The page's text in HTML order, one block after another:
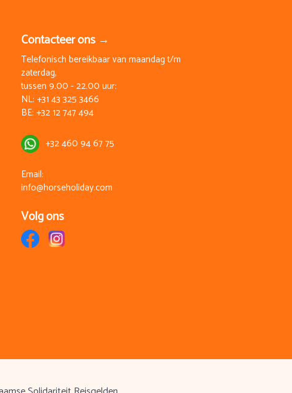
Contacteer ons →
Telefonisch bereikbaar van maandag t/m
zaterdag,
tussen 9.00 - 22.00 uur:
NL: +31 43 325 3466
BE: +32 12 747 494
+32 460 94 67 75
Email:
info@horseholiday.com
Volg ons